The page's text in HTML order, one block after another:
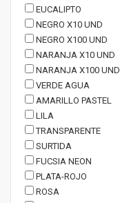
EUCALIPTO
NEGRO X10 UND
NEGRO X100 UND
NARANJA X10 UND
NARANJA X100 UND
VERDE AGUA
AMARILLO PASTEL
LILA
TRANSPARENTE
SURTIDA
FUCSIA NEON
PLATA-ROJO
ROSA